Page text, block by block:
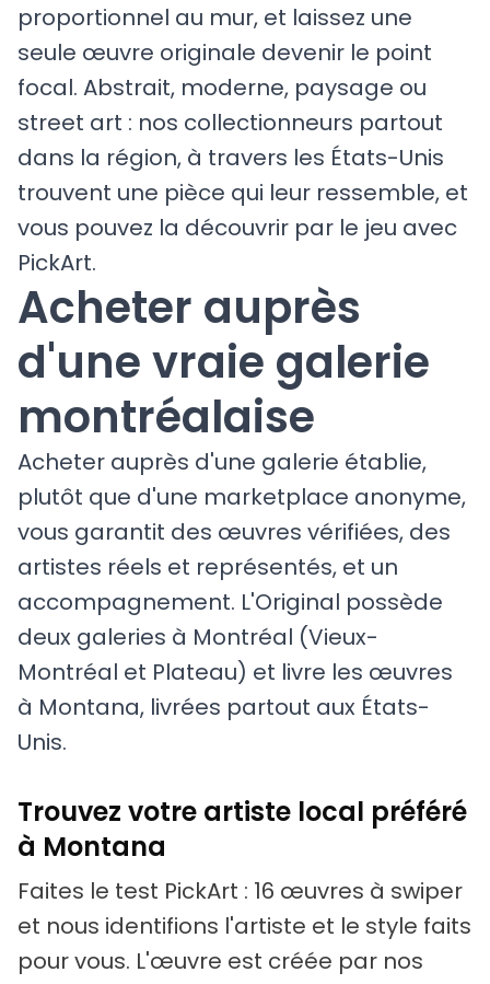
proportionnel au mur, et laissez une
seule œuvre originale devenir le point
focal. Abstrait, moderne, paysage ou
street art : nos collectionneurs partout
dans la région, à travers les États-Unis
trouvent une pièce qui leur ressemble, et
vous pouvez la découvrir par le jeu avec
PickArt.
Acheter auprès
d'une vraie galerie
montréalaise
Acheter auprès d'une galerie établie,
plutôt que d'une marketplace anonyme,
vous garantit des œuvres vérifiées, des
artistes réels et représentés, et un
accompagnement. L'Original possède
deux galeries à Montréal (Vieux-
Montréal et Plateau) et livre les œuvres
à Montana, livrées partout aux États-
Unis.
Trouvez votre artiste local préféré
à Montana
Faites le test PickArt : 16 œuvres à swiper
et nous identifions l'artiste et le style faits
pour vous. L'œuvre est créée par nos